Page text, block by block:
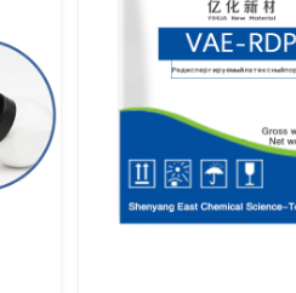
композиции при
лабораторный анализ не
все это влияет на кинетику
длительного процесса или
коррективы в реальном
сегментах, как